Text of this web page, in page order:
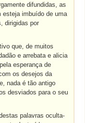
difundidas, as
esteja imbuído de uma
dirigidas por
que, de muitos
e arrebata e alicia
esperança de
os desejos da
nada é tão antigo
desviados para o seu
palavras oculta-